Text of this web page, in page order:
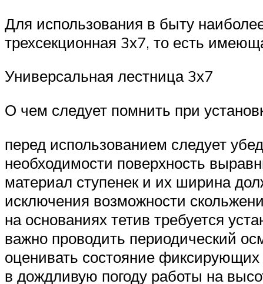
Для использования в быту
трехсекционная 3х7, то есть
Универсальная лестница 3х7
О чем следует помнить при
перед использованием следует
необходимости поверхность
материал ступенек и их ширина
исключения возможности
на основаниях тетив требуется
важно проводить периодический
оценивать состояние фиксирующих
в дождливую погоду работы на